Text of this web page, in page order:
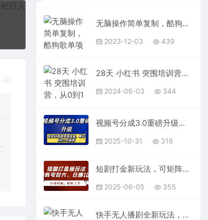
无脑操作简单复制，酷狗歌单项目，月入2W＋，可放大
2023-12-03 439
28天 小红书 突围培训营，从0到1快速涨粉变现（17节课）
2024-06-03 344
视频号分成3.0重磅升级：全原创视频享高收益，单日800+不难拿
2025-10-31 316
短剧打金新玩法，可矩阵可放大，日赚1000+
2025-06-05 355
快手无人播剧全新玩法，一部手机就可以轻松搞定，零成本投入，小白轻松…